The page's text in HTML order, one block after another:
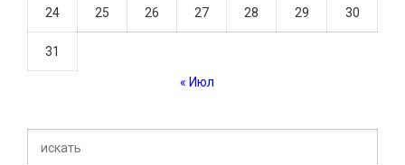
24 25 26 27 28 29 30
31
« Июл